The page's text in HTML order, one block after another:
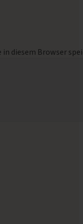
in diesem Browser